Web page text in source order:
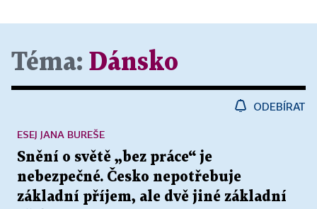
Téma: Dánsko
ODEBÍRAT
Snění o světě „bez práce“ je
nebezpečné. Česko nepotřebuje
základní příjem, ale dvě jiné základní
ESEJ JANA BUREŠE